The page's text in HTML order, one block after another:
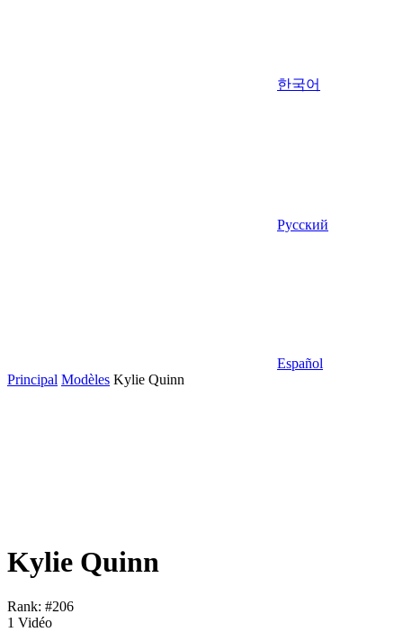
한국어
Русский
Español
Principal Modèles Kylie Quinn
Kylie Quinn
Rank: #206
1 Vidéo